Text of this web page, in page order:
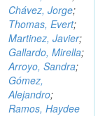
Chávez, Jorge;
Thomas, Evert;
Martinez, Javier;
Gallardo, Mirella;
Arroyo, Sandra;
Gómez,
Alejandro;
Ramos, Haydee